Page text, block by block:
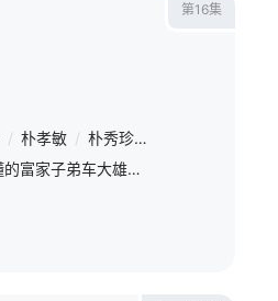
第16集
/ 朴孝敏 / 朴秀珍 /
因为偶然的机缘，懵懵懂懂的富家子弟车大雄（李胜基 饰）解救了被封印在三神庙一幅画中超过五百年的九尾狐（申敏儿 饰）。这一人一妖的命运从此联系在一起。九尾狐随大雄来到首尔，现代文明让这个神话中的妖怪闹出